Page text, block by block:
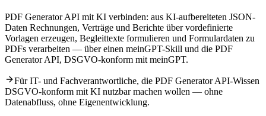
PDF Generator API mit KI verbinden: aus KI-aufbereiteten JSON-
Daten Rechnungen, Verträge und Berichte über vordefinierte
Vorlagen erzeugen, Begleittexte formulieren und Formulardaten zu
PDFs verarbeiten — über einen meinGPT-Skill und die PDF
Generator API, DSGVO-konform mit meinGPT.
Für IT- und Fachverantwortliche, die PDF Generator API-Wissen
DSGVO-konform mit KI nutzbar machen wollen — ohne
Datenabfluss, ohne Eigenentwicklung.